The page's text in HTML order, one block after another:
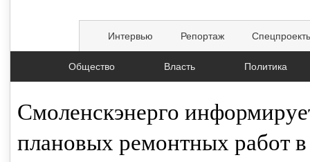
Интервью Репортаж
Общество Власть Политика
Смоленскэнерго
плановых ремонтных работ в